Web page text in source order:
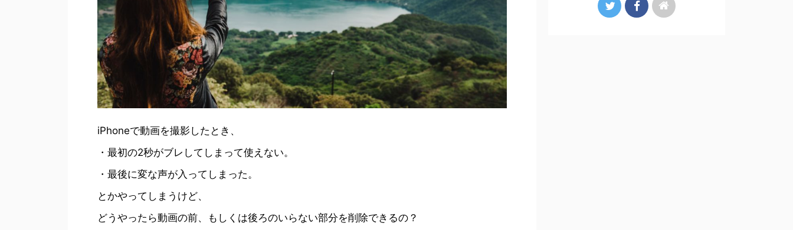
iPhoneで動画を撮影したとき、
・最初の2秒がブレしてしまって使えない。
・最後に変な声が入ってしまった。
とかやってしまうけど、
どうやったら動画の前、もしくは後ろのいらない部分を削除できるの？